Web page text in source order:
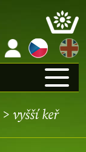
EN
> vyšší keř